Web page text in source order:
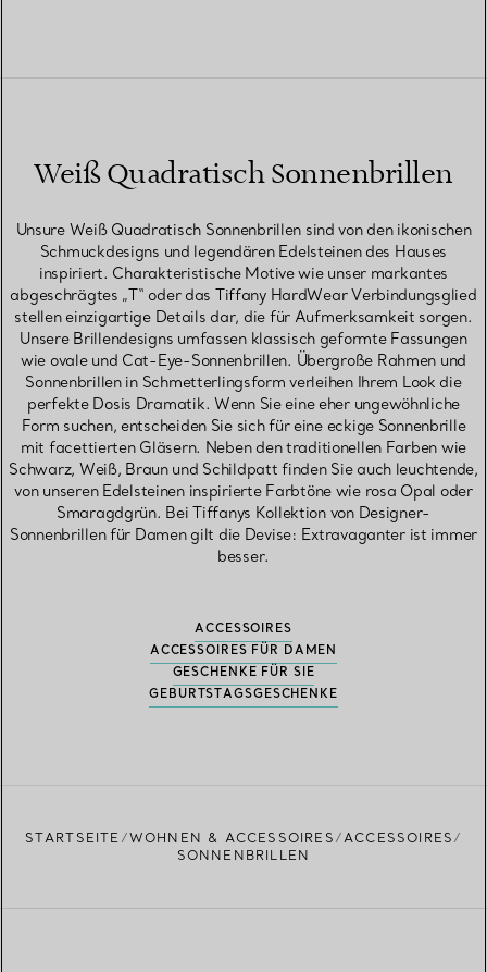
Weiß Quadratisch Sonnenbrillen
Unsure Weiß Quadratisch Sonnenbrillen sind von den ikonischen
Schmuckdesigns und legendären Edelsteinen des Hauses
inspiriert. Charakteristische Motive wie unser markantes
abgeschrägtes „T“ oder das Tiffany HardWear Verbindungsglied
stellen einzigartige Details dar, die für Aufmerksamkeit sorgen.
Unsere Brillendesigns umfassen klassisch geformte Fassungen
wie ovale und Cat-Eye-Sonnenbrillen. Übergroße Rahmen und
Sonnenbrillen in Schmetterlingsform verleihen Ihrem Look die
perfekte Dosis Dramatik. Wenn Sie eine eher ungewöhnliche
Form suchen, entscheiden Sie sich für eine eckige Sonnenbrille
mit facettierten Gläsern. Neben den traditionellen Farben wie
Schwarz, Weiß, Braun und Schildpatt finden Sie auch leuchtende,
von unseren Edelsteinen inspirierte Farbtöne wie rosa Opal oder
Smaragdgrün. Bei Tiffanys Kollektion von Designer-
Sonnenbrillen für Damen gilt die Devise: Extravaganter ist immer
besser.
ACCESSOIRES
ACCESSOIRES FÜR DAMEN
GESCHENKE FÜR SIE
GEBURTSTAGSGESCHENKE
STARTSEITE WOHNEN & ACCESSOIRES
ACCESSOIRES
SONNENBRILLEN